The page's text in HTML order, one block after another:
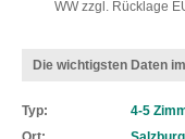
WW zzgl. Rücklage
Die wichtigsten Daten
Typ
4-5